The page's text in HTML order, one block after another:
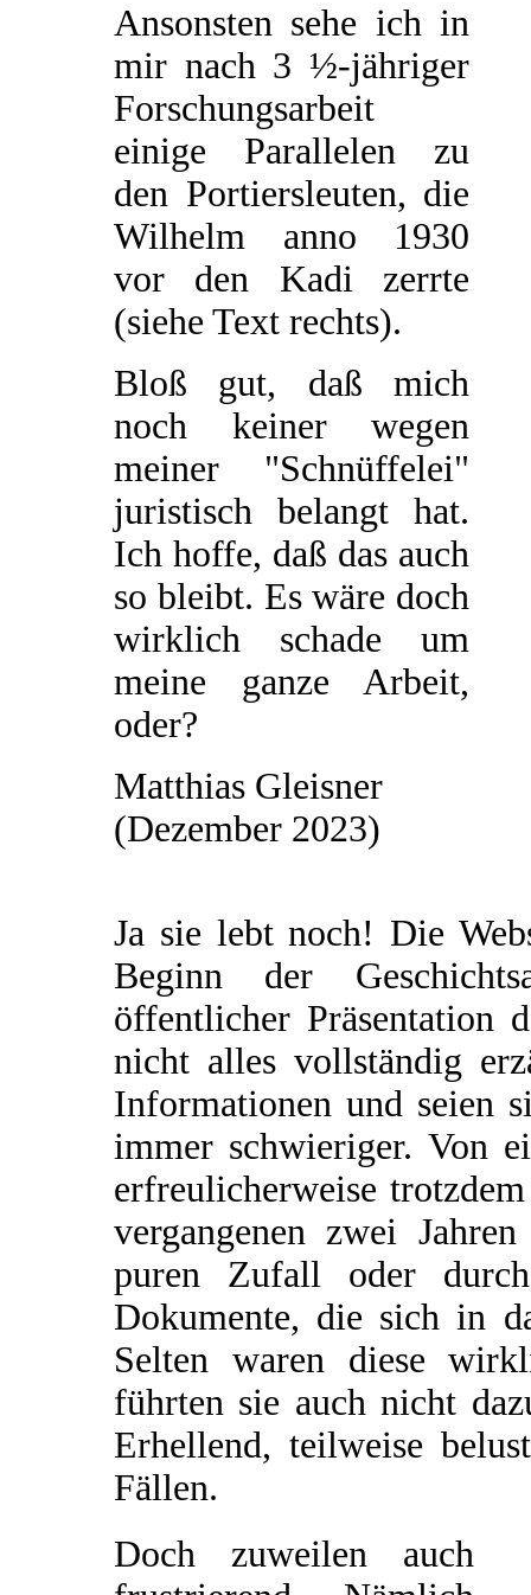
Ansonsten sehe ich in
mir nach 3 ½-jähriger
Forschungsarbeit
einige Parallelen zu
den Portiersleuten, die
Wilhelm anno 1930
vor den Kadi zerrte
(siehe Text rechts).
Bloß gut, daß mich
noch keiner wegen
meiner "Schnüffelei"
juristisch belangt hat.
Ich hoffe, daß das auch
so bleibt. Es wäre doch
wirklich schade um
meine ganze Arbeit,
oder?
Matthias Gleisner
(Dezember 2023)
Ja sie lebt noch! Die
Beginn der
öffentlicher Präsentation
nicht alles vollständig
Informationen und seien
immer schwieriger. Von
erfreulicherweise
vergangenen zwei
puren Zufall oder
Dokumente, die sich in
Selten waren diese
führten sie auch nicht
Erhellend, teilweise
Fällen.
Doch zuweilen auch